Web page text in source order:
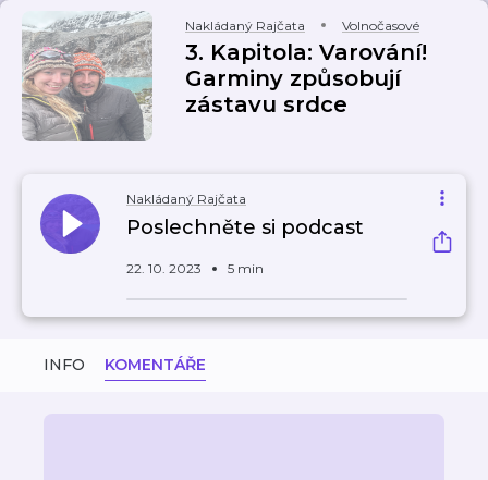
Nakládaný Rajčata Volnočasové
3. Kapitola: Varování!
Garminy způsobují
zástavu srdce
Nakládaný Rajčata
Poslechněte si podcast
22. 10. 2023 5 min
INFO KOMENTÁŘE